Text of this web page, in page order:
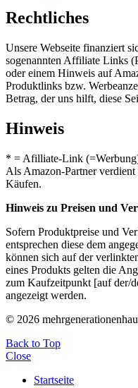
Rechtliches
Unsere Webseite finanziert
sogenannten Affiliate Links
oder einem Hinweis auf
Produktlinks bzw.
Betrag, der uns hilft, diese
Hinweis
* = Afilliate-Link
Als Amazon-Partner
Käufen.
Hinweis zu Preisen und
Sofern Produktpreise und
entsprechen diese dem
können sich auf der
eines Produkts gelten die
zum Kaufzeitpunkt [auf der/
angezeigt werden.
© 2026
Back to Top
Close
Startseite